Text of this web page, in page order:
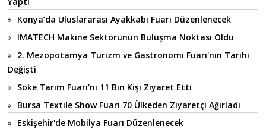
Konya’da Uluslararası Ayakkabı Fuarı Düzenlenecek
IMATECH Makine Sektörünün Buluşma Noktası Oldu
2. Mezopotamya Turizm ve Gastronomi Fuarı'nın Tarihi
Değişti
Söke Tarım Fuarı'nı 11 Bin Kişi Ziyaret Etti
Bursa Textile Show Fuarı 70 Ülkeden Ziyaretçi Ağırladı
Eskişehir'de Mobilya Fuarı Düzenlenecek